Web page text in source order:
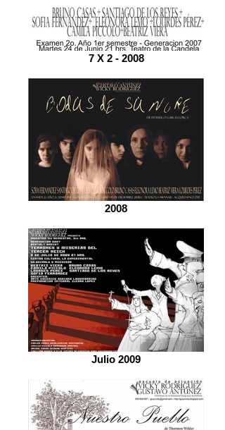
7 X 2 - 2008
2008
Julio 2009